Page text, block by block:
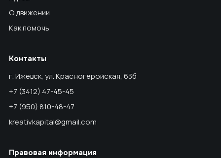
О движении
Как помочь
Контакты
г. Ижевск, ул. Красногеройская, 63б
+7 (3412) 47-45-45
+7 (950) 810-48-47
kreativkapital@gmail.com
Правовая информация